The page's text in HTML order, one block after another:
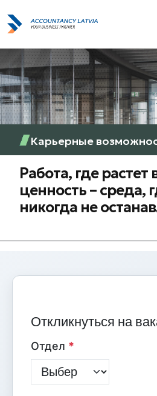
Главная
Услуги
О компании
+371 26 732 031
Карьерные
Работа, где растет
ценность – среда,
никогда не
Откликнуться на
Отдел *